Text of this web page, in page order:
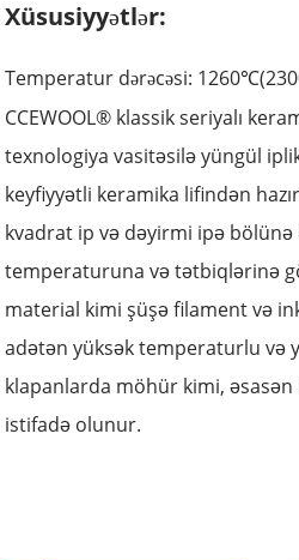
Xüsusiyyətlər:
Temperatur dərəcəsi: 1260℃(
CCEWOOL® klassik seriyalı
texnologiya vasitəsilə yüngül
keyfiyyətli keramika lifindən
kvadrat ip və dəyirmi ipə
temperaturuna və tətbiqlərinə
material kimi şüşə filament və
adətən yüksək temperaturlu və
klapanlarda möhür kimi,
istifadə olunur.